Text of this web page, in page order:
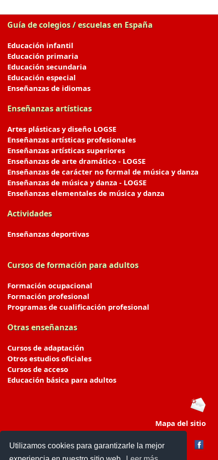
Utilizamos cookies para garantizarle la mejor
Guía de colegios / escuelas en España
Educación infantil
Educación primaria
Educación secundaria
Educación especial
Enseñanzas de idiomas
Enseñanzas artísticas
Artes plásticas y diseño LOGSE
Enseñanzas artísticas profesionales
Enseñanzas artísticas superiores
Enseñanzas de arte dramático - LOGSE
Enseñanzas de carácter no formal de música y danza
Enseñanzas de música y danza - LOGSE
Enseñanzas elementales de música y danza
Actividades
Enseñanzas deportivas
Cursos de formación para adultos
Formación ocupacional
Formación profesional
Programas de cualificación profesional
Otras enseñanzas
Cursos de adaptación
Otros estudios oficiales
Cursos de acceso
Educación básica para adultos
Mapa del sitio